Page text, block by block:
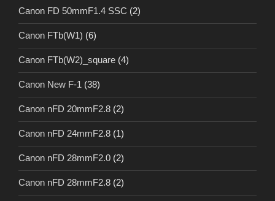
Canon FD 50mmF1.4 SSC (2)
Canon FTb(W1) (6)
Canon FTb(W2)_square (4)
Canon New F-1 (38)
Canon nFD 20mmF2.8 (2)
Canon nFD 24mmF2.8 (1)
Canon nFD 28mmF2.0 (2)
Canon nFD 28mmF2.8 (2)